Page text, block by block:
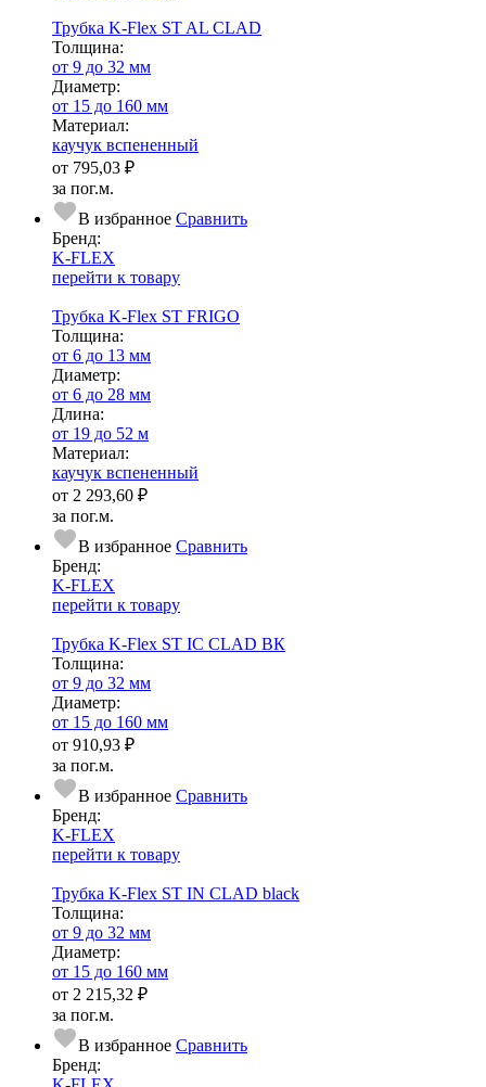
Трубка K-Flex ST AL CLAD
Тол­щи­на:
от 9 до 32 мм
Диаметр:
от 15 до 160 мм
Ма­­те­­ри­­ал:
каучук вспененный
от 795,03 ₽
за пог.м.
В избранное Сравнить
Бренд:
K-FLEX
перейти к товару
Трубка K-Flex ST FRIGO
Тол­щи­на:
от 6 до 13 мм
Диаметр:
от 6 до 28 мм
Длина:
от 19 до 52 м
Ма­­те­­ри­­ал:
каучук вспененный
от 2 293,60 ₽
за пог.м.
В избранное Сравнить
Бренд:
K-FLEX
перейти к товару
Трубка K-Flex ST IC CLAD ВК
Тол­щи­на:
от 9 до 32 мм
Диаметр:
от 15 до 160 мм
от 910,93 ₽
за пог.м.
В избранное Сравнить
Бренд:
K-FLEX
перейти к товару
Трубка K-Flex ST IN CLAD black
Тол­щи­на:
от 9 до 32 мм
Диаметр:
от 15 до 160 мм
от 2 215,32 ₽
за пог.м.
В избранное Сравнить
Бренд: